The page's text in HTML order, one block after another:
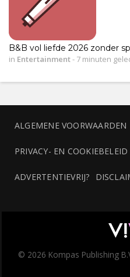
B&B vol liefde 2026 zonder
in Entertainment- 7 minuten
ALGEMENE VOORWAARDEN
PRIVACY- EN COOKIEBELEID
ADVERTENTIEVRIJ?
© 2026 Kompas Publishing